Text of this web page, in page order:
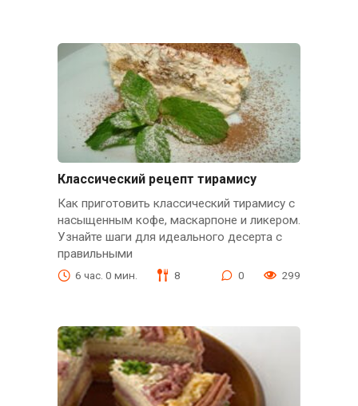
Классический рецепт тирамису
Как приготовить классический тирамису с
насыщенным кофе, маскарпоне и ликером.
Узнайте шаги для идеального десерта с
правильными
6 час. 0 мин. 8 0 299